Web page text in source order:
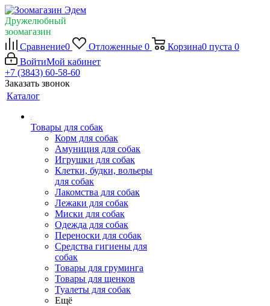
Дружелюбный
зоомагазин
Сравнение0 Отложенные 0 Корзина0 пуста 0
ВойтиМой кабинет
+7 (3843) 60-58-60
Заказать звонок
Каталог
Товары для собак
Корм для собак
Амуниция для собак
Игрушки для собак
Клетки, будки, вольеры
для собак
Лакомства для собак
Лежаки для собак
Миски для собак
Одежда для собак
Переноски для собак
Средства гигиены для
собак
Товары для груминга
Товары для щенков
Туалеты для собак
Ещё